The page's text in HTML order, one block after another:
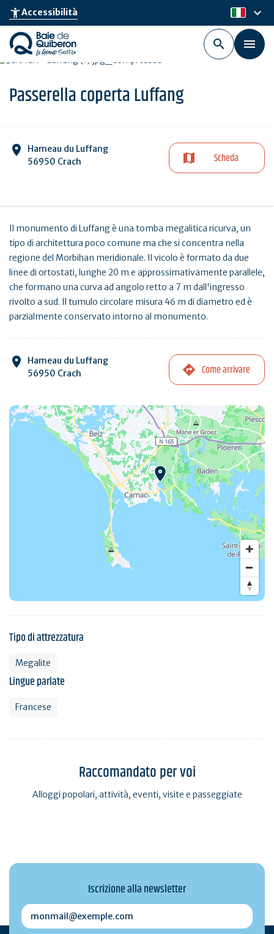
Skip
main
content
accessibility_newAccessibilità it
keyboard_arrow_down
Passerella coperta Luffang
Hameau du Luffang
56950 Crach
Scheda
Il monumento di Luffang è una tomba megalitica ricurva, un
tipo di architettura poco comune ma che si concentra nella
regione del Morbihan meridionale. Il vicolo è formato da due
linee di ortostati, lunghe 20 m e approssimativamente parallele,
che formano una curva ad angolo retto a 7 m dall'ingresso
rivolto a sud. Il tumulo circolare misura 46 m di diametro ed è
parzialmente conservato intorno al monumento.
Hameau du Luffang
56950 Crach
Come arrivare
Tipo di attrezzatura
Megalite
Lingue parlate
Francese
Raccomandato per voi
Alloggi popolari, attività, eventi, visite e passeggiate
Iscrizione alla newsletter
monmail@exemple.com